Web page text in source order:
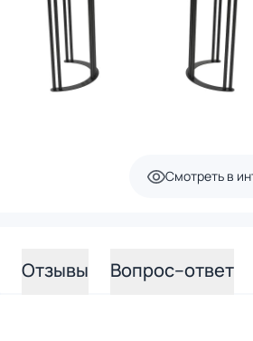
Смотреть в
Отзывы Вопрос–ответ